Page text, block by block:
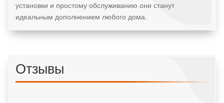
установки и простому обслуживанию они станут
идеальным дополнением любого дома.
Отзывы